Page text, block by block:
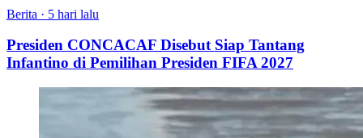
Berita · 5 hari lalu
Presiden CONCACAF Disebut Siap Tantang
Infantino di Pemilihan Presiden FIFA 2027